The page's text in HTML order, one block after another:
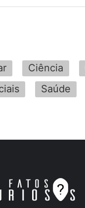
Ciência
Saúde